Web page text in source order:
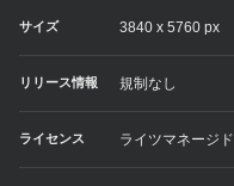
サイズ 3840 x 5760 px
リリース情報 規制なし
ライセンス ライツマネージド